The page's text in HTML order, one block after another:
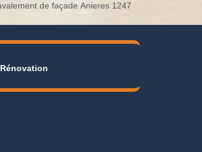
de façade Anieres 1247